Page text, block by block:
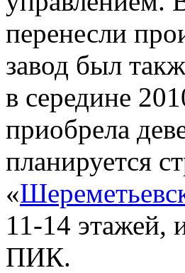
перенесли
завод был
в середине
приобрела
планируется
«
11-14 этажей,
ПИК.